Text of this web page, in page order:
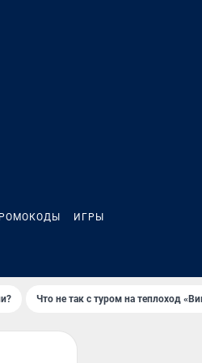
ИГРЫ
Что не так с туром на теплоход